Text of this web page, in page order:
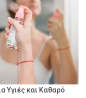
Υγιές και Καθαρό